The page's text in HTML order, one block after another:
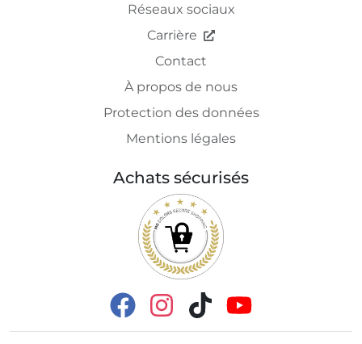
Réseaux sociaux
Carrière
Contact
À propos de nous
Protection des données
Mentions légales
Achats sécurisés